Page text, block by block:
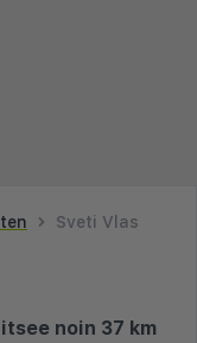
Sveti Vlas
noin 37 km